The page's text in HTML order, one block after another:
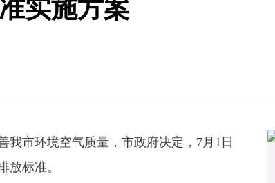
实施方案
市环境空气质量，市政府决定，7月1日
放标准。